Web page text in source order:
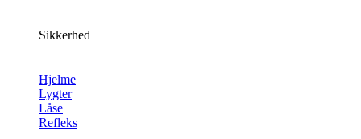
Sikkerhed
Hjelme
Lygter
Låse
Refleks